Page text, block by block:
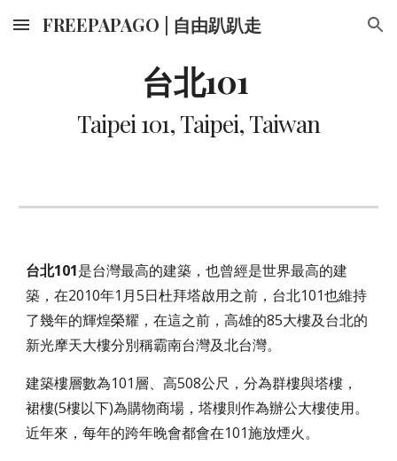
Skip to main content Skip to navigation
FREEPAPAGO | 自由趴趴走
台北101
Taipei 101, Taipei, Taiwan
台北101是台灣最高的建築，也曾經是世界最高的建
築，在2010年1月5日杜拜塔啟用之前，台北101也維持
了幾年的輝煌榮耀，在這之前，高雄的85大樓及台北的
新光摩天大樓分別稱霸南台灣及北台灣。
建築樓層數為101層、高508公尺，分為群樓與塔樓，
裙樓(5樓以下)為購物商場，塔樓則作為辦公大樓使用。
近年來，每年的跨年晚會都會在101施放煙火。